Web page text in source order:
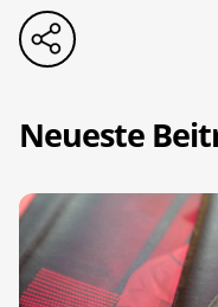
Neueste